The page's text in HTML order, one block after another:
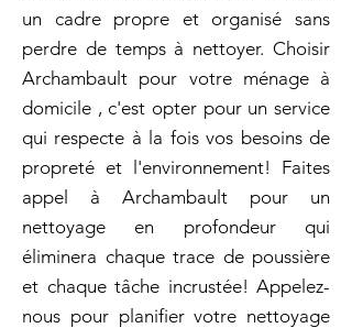
un cadre propre et organisé sans
perdre de temps à nettoyer. Choisir
Archambault pour votre ménage à
domicile , c'est opter pour un service
qui respecte à la fois vos besoins de
propreté et l'environnement! Faites
appel à Archambault pour un
nettoyage en profondeur qui
éliminera chaque trace de poussière
et chaque tâche incrustée! Appelez-
nous pour planifier votre nettoyage